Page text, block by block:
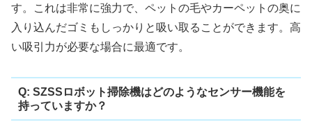
す。これは非常に強力で、ペットの毛やカーペットの奥に
入り込んだゴミもしっかりと吸い取ることができます。高
い吸引力が必要な場合に最適です。
Q: SZSSロボット掃除機はどのようなセンサー機能を
持っていますか？